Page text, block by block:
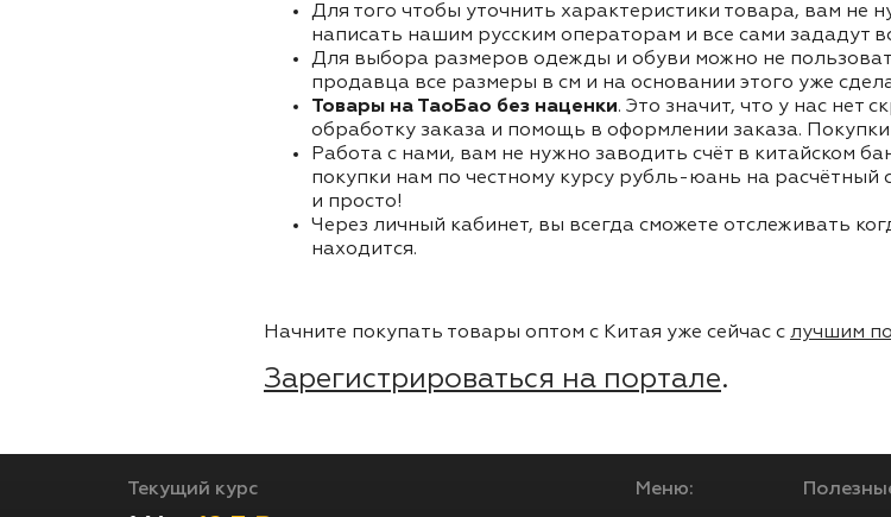
Для того чтобы уточнить характеристики товара, вам не
написать нашим русским операторам и все сами зададут
Для выбора размеров одежды и обуви можно не
продавца все размеры в см и на основании этого уже
Товары на ТаоБао без наценки. Это значит, что у нас нет
обработку заказа и помощь в оформлении заказа.
Работа с нами, вам не нужно заводить счёт в китайском
покупки нам по честному курсу рубль-юань на расчётный
и просто!
Через личный кабинет, вы всегда сможете отслеживать
находится.
Начните покупать товары оптом с Китая уже сейчас с лучшим
Зарегистрироваться на портале.
Текущий курс Меню: